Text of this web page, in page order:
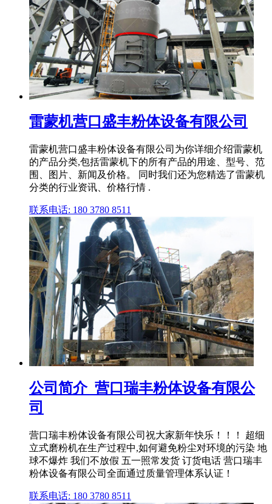
雷蒙机营口盛丰粉体设备有限公司
雷蒙机营口盛丰粉体设备有限公司为你详细介绍雷蒙机
的产品分类,包括雷蒙机下的所有产品的用途、型号、范
围、图片、新闻及价格。 同时我们还为您精选了雷蒙机
分类的行业资讯、价格行情 .
联系电话: 180 3780 8511
公司简介_营口瑞丰粉体设备有限公
司
营口瑞丰粉体设备有限公司祝大家新年快乐！！！ 超细
立式磨粉机在生产过程中,如何避免粉尘对环境的污染 地
球不爆炸 我们不放假 五一照常发货 订货电话 营口瑞丰
粉体设备有限公司全面通过质量管理体系认证！
联系电话: 180 3780 8511